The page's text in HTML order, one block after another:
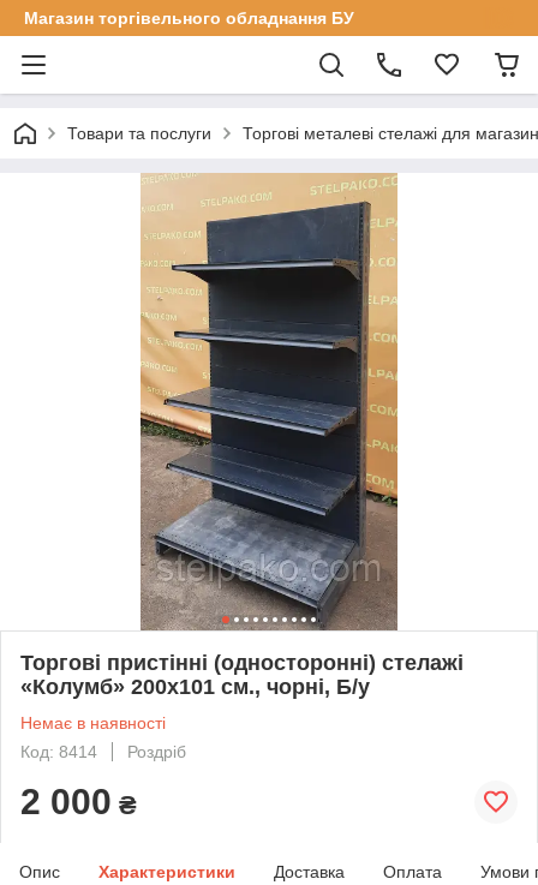
Магазин торгівельного обладнання БУ
Товари та послуги Торгові металеві стелажі для
Торгові пристінні (односторонні) стелажі
«Колумб» 200х101 см., чорні, Б/у
Немає в наявності
Код: 8414
Роздріб
2 000 ₴
Опис Характеристики Доставка Оплата Умови